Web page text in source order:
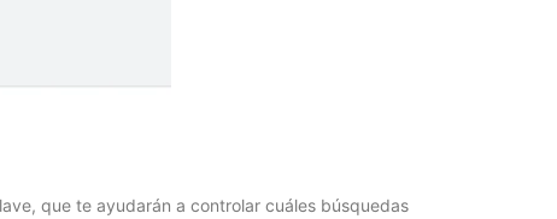
que te ayudarán a controlar cuáles búsquedas